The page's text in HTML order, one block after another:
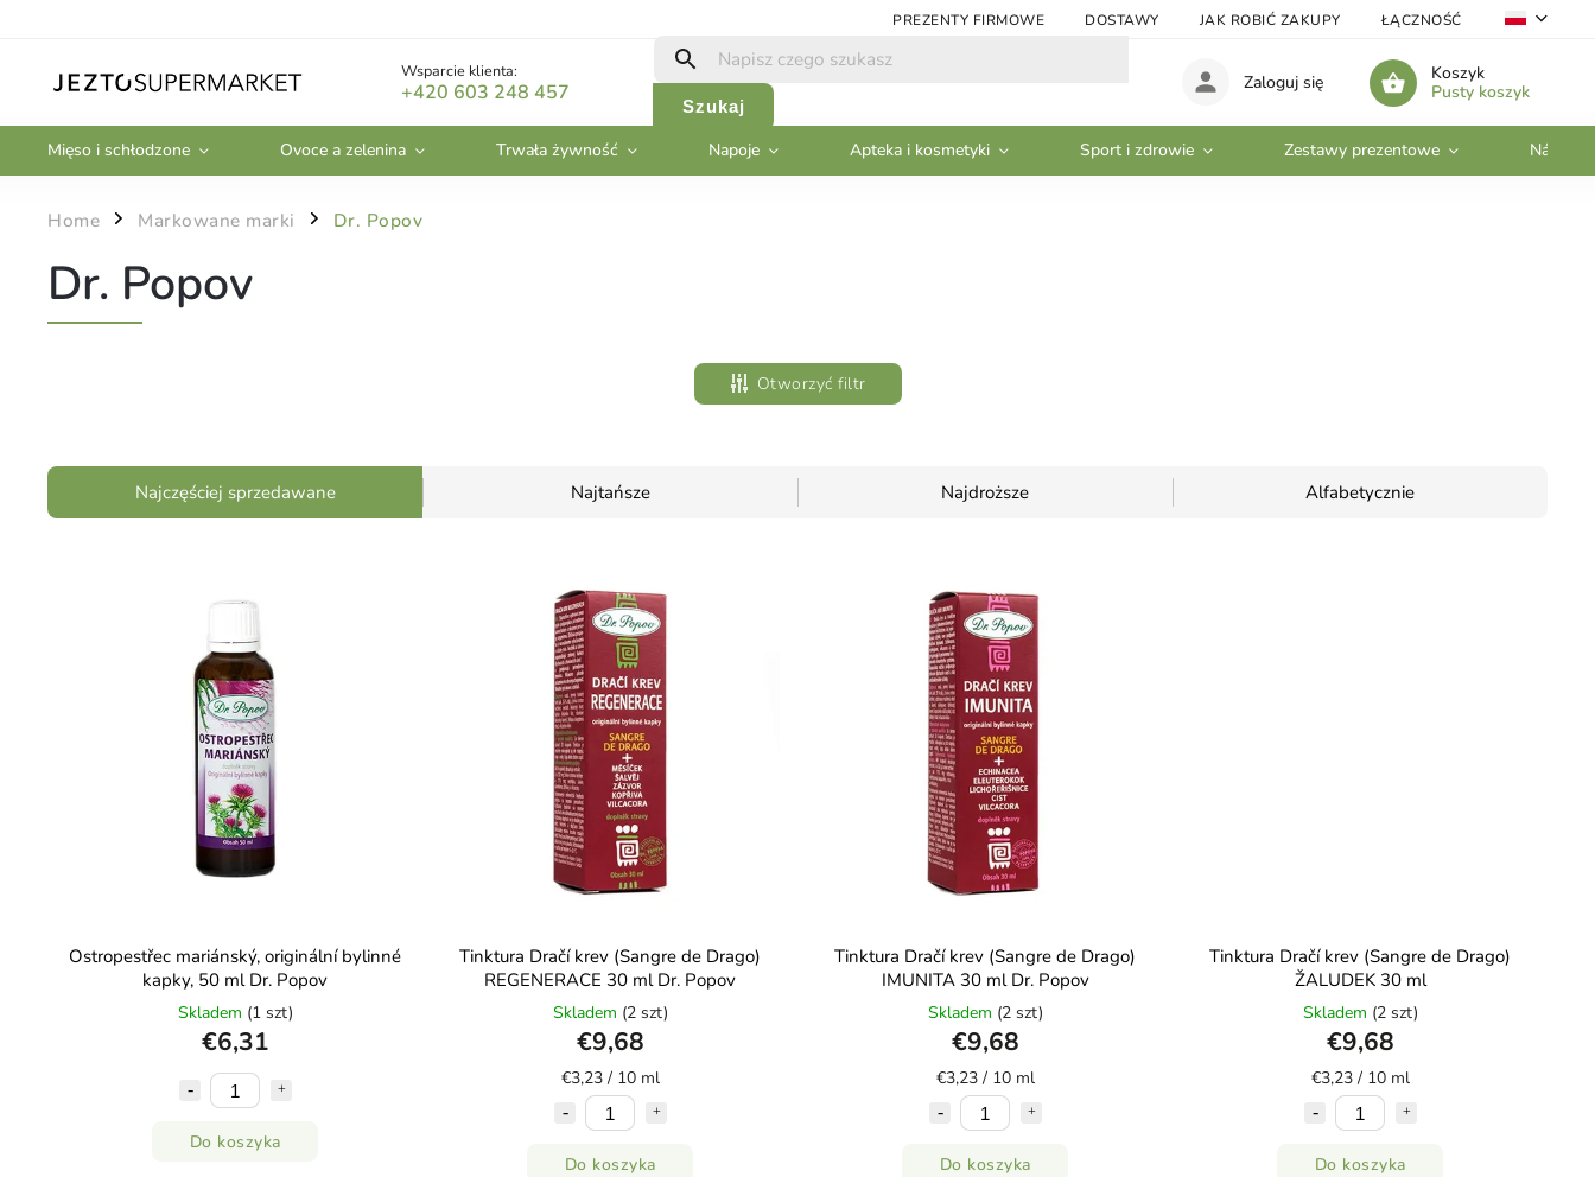
PREZENTY FIRMOWE DOSTAWY JAK ROBIĆ ZAKUPY ŁĄCZNOŚĆ
Wsparcie klienta:
+420 603 248 457
Szukaj
Koszyk
Pusty koszyk
Zaloguj się
Mięso i schłodzone Ovoce a zelenina Trwała żywność Napoje Apteka i kosmetyki Sport i zdrowie Zestawy prezentowe Nádobí
Home / Markowane marki / Dr. Popov
Dr. Popov
Otworzyć filtr
Najczęściej sprzedawane Najtańsze Najdroższe Alfabetycznie
Ostropestřec mariánský, originální bylinné
kapky, 50 ml Dr. Popov
Skladem (1 szt)
€6,31
Do koszyka
Tinktura Dračí krev (Sangre de Drago)
REGENERACE 30 ml Dr. Popov
Skladem (2 szt)
€9,68
€3,23 / 10 ml
Do koszyka
Tinktura Dračí krev (Sangre de Drago)
IMUNITA 30 ml Dr. Popov
Skladem (2 szt)
€9,68
€3,23 / 10 ml
Do koszyka
Tinktura Dračí krev (Sangre de Drago)
ŽALUDEK 30 ml
Skladem (2 szt)
€9,68
€3,23 / 10 ml
Do koszyka